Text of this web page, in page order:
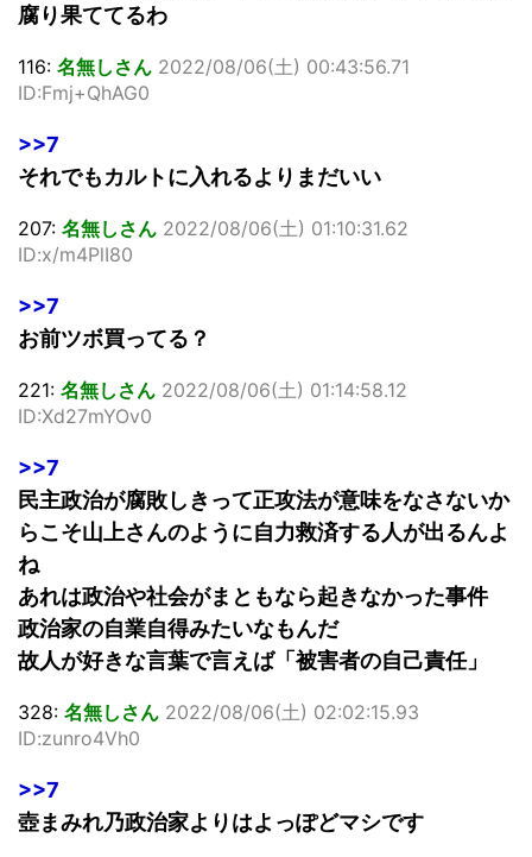
腐り果ててるわ
116: 名無しさん 2022/08/06(土) 00:43:56.71
ID:Fmj+QhAG0
>>7
それでもカルトに入れるよりまだいい
207: 名無しさん 2022/08/06(土) 01:10:31.62
ID:x/m4PlI80
>>7
お前ツボ買ってる？
221: 名無しさん 2022/08/06(土) 01:14:58.12
ID:Xd27mYOv0
>>7
民主政治が腐敗しきって正攻法が意味をなさないか
らこそ山上さんのように自力救済する人が出るんよ
ね
あれは政治や社会がまともなら起きなかった事件
政治家の自業自得みたいなもんだ
故人が好きな言葉で言えば「被害者の自己責任」
328: 名無しさん 2022/08/06(土) 02:02:15.93
ID:zunro4Vh0
>>7
壺まみれ乃政治家よりはよっぽどマシです